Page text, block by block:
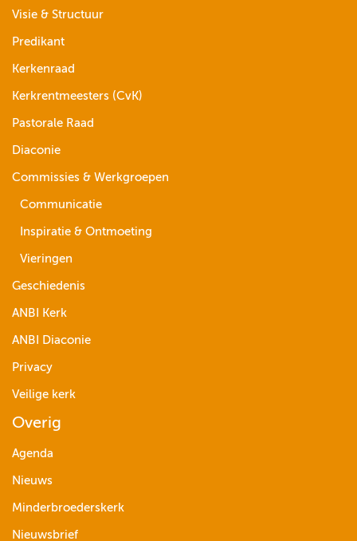
Visie & Structuur
Predikant
Kerkenraad
Kerkrentmeesters (CvK)
Pastorale Raad
Diaconie
Commissies & Werkgroepen
Communicatie
Inspiratie & Ontmoeting
Vieringen
Geschiedenis
ANBI Kerk
ANBI Diaconie
Privacy
Veilige kerk
Overig
Agenda
Nieuws
Minderbroederskerk
Nieuwsbrief